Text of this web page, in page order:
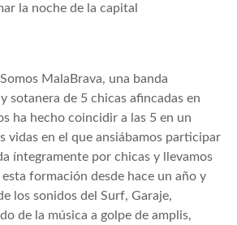
la noche de la capital
MalaBrava, una banda
sotanera de 5 chicas afincadas en
ha hecho coincidir a las 5 en un
vidas en el que ansiábamos participar
íntegramente por chicas y llevamos
formación desde hace un año y
los sonidos del Surf, Garaje,
de la música a golpe de amplis,